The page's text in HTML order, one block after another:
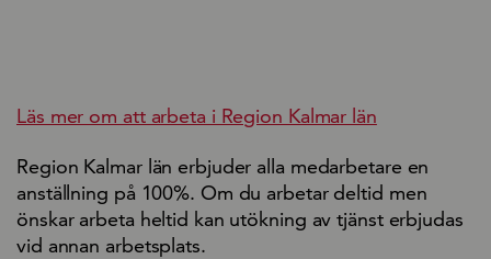
Läs mer om att arbeta i Region Kalmar län
Region Kalmar län erbjuder alla medarbetare en
anställning på 100%. Om du arbetar deltid men
önskar arbeta heltid kan utökning av tjänst erbjudas
vid annan arbetsplats.